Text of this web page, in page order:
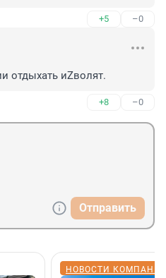
+5 –0
отдыхать иZволят.
+8 –0
Отправить
НОВОСТИ